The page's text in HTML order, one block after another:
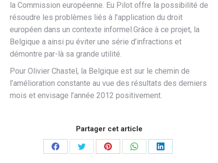
la Commission européenne. Eu Pilot offre la possibilité de
résoudre les problèmes liés à l’application du droit
européen dans un contexte informel.Grâce à ce projet, la
Belgique a ainsi pu éviter une série d’infractions et
démontre par-là sa grande utilité.
Pour Olivier Chastel, la Belgique est sur le chemin de
l’amélioration constante au vue des résultats des derniers
mois et envisage l’année 2012 positivement.
Partager cet article
PartagerPartagerPartagerPartagerPartager